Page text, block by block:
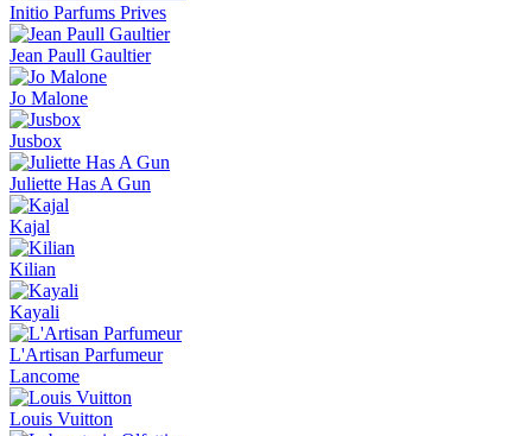
Initio Parfums Prives
Jean Paull Gaultier
Jo Malone
Jusbox
Juliette Has A Gun
Kajal
Kilian
Kayali
L'Artisan Parfumeur
Lancome
Louis Vuitton